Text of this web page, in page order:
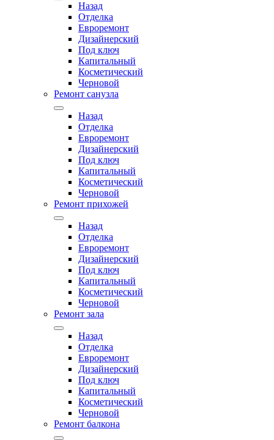
Назад
Отделка
Евроремонт
Дизайнерский
Под ключ
Капитальный
Косметический
Черновой
Ремонт санузла
Назад
Отделка
Евроремонт
Дизайнерский
Под ключ
Капитальный
Косметический
Черновой
Ремонт прихожей
Назад
Отделка
Евроремонт
Дизайнерский
Под ключ
Капитальный
Косметический
Черновой
Ремонт зала
Назад
Отделка
Евроремонт
Дизайнерский
Под ключ
Капитальный
Косметический
Черновой
Ремонт балкона